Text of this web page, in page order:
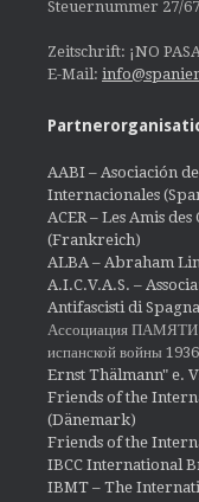
Steuernummer 27/
Zeitschrift: ¡NO
E-Mail:
AABI – Asociación
Internacionales
ACER – Les Amis
(Frankreich)
ALBA – Abraham
A.I.C.V.A.S. –
Antifascisti di
Ассоциация ПАМЯТИ
испанской войны
Ernst Thälmann" e.
Friends of the
(Dänemark)
Friends of the
IBCC International
IBMT – The